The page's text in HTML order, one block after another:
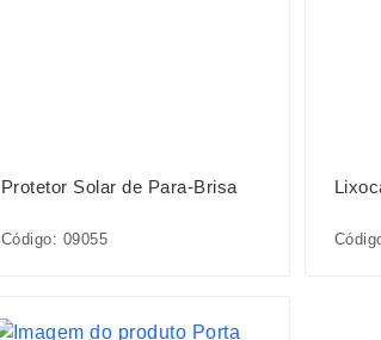
Protetor Solar de Para-Brisa
Código: 09055